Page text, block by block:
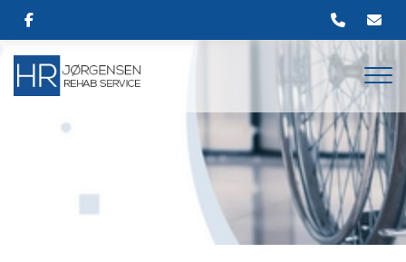
hovedindhold